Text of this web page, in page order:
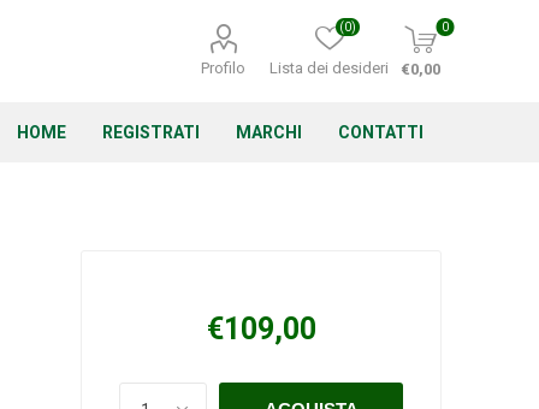
Profilo Lista dei desideri
(0) 0
€0,00
HOME REGISTRATI MARCHI
Echo
CONTATTI
€109,00